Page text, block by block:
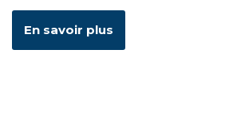
En savoir plus